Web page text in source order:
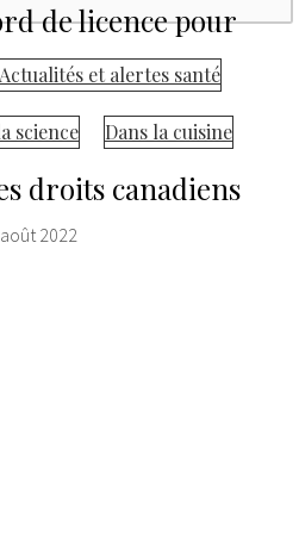
Actualités et alertes santé
science Dans la cuisine
de licence pour
droits canadiens
2022